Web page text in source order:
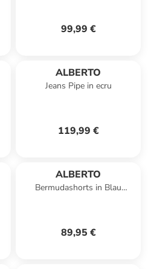
99,99 €
ALBERTO
Jeans Pipe in ecru
119,99 €
ALBERTO
Bermudashorts in Blau
89,95 €